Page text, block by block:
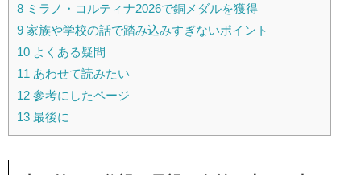
8 ミラノ・コルティナ2026で銅メダルを獲得
9 家族や学校の話で踏み込みすぎないポイント
10 よくある疑問
11 あわせて読みたい
12 参考にしたページ
13 最後に